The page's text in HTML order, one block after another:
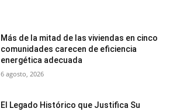
Más de la mitad de las viviendas en cinco
comunidades carecen de eficiencia
energética adecuada
6 agosto, 2026
El Legado Histórico que Justifica Su